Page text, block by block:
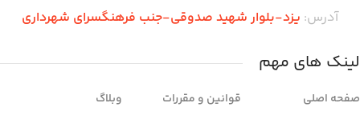
آدرس: یزد-بلوار شهید صدوقی-جنب فرهنگسرای شهرداری
لینک های مهم
صفحه اصلی
قوانین و مقررات
وبلاگ